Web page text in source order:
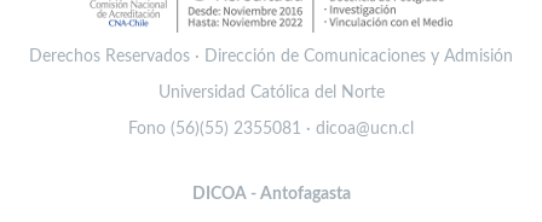
Derechos Reservados · Dirección de Comunicaciones y Admisión
Universidad Católica del Norte
Fono (56)(55) 2355081 · dicoa@ucn.cl
DICOA - Antofagasta